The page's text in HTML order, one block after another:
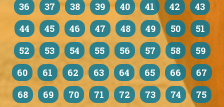
36
37 38 39 40 41 42
43
44
45 46 47 48 49 50
51
52
53 54 55 56 57 58
59
60
61 62 63 64 65 66
67
68
69 70 71 72 73 74
75